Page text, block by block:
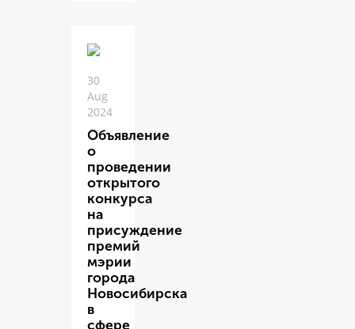
30
Aug
2024
Объявление
о
проведении
открытого
конкурса
на
присуждение
премий
мэрии
города
Новосибирска
в
сфере